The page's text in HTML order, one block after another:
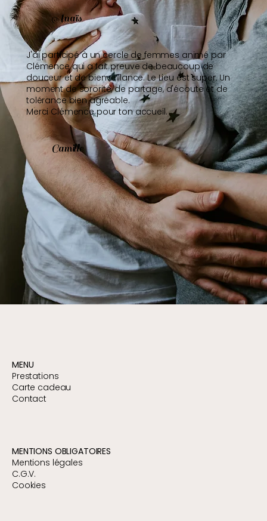
Anaïs
J'ai participé à un cercle de femmes animé par
Clémence qui a fait preuve de beaucoup de
douceur et de bienveillance. Le Lieu est super. Un
moment de sororité, de partage, d'écoute et de
tolérance bien agréable.
Merci Clémence pour ton accueil.
Camille
MENU
Prestations
Carte cadeau
Contact
MENTIONS OBLIGATOIRES
Mentions légales
C.G.V.
Cookies